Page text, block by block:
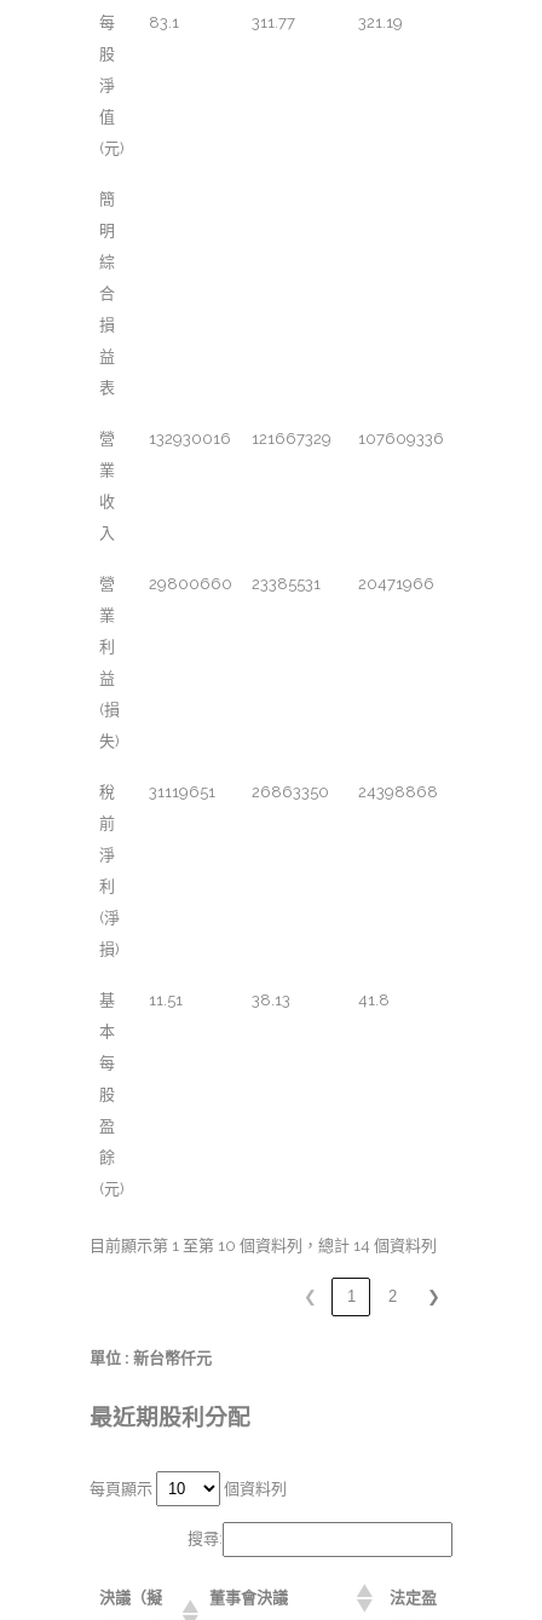
每
股
淨
值
(元)
83.1 311.77 321.19
簡
明
綜
合
損
益
表
營
業
收
入
132930016 121667329 107609336
營
業
利
益
(損
失)
29800660 23385531 20471966
稅
前
淨
利
(淨
損)
31119651 26863350 24398868
基
本
每
股
盈
餘
(元)
11.51 38.13 41.8
目前顯示第 1 至第 10 個資料列，總計 14 個資料列
❮ 1 2 ❯
單位 : 新台幣仟元
最近期股利分配
每頁顯示 個資料列
搜尋:
決議（擬
董事會決議
法定盈